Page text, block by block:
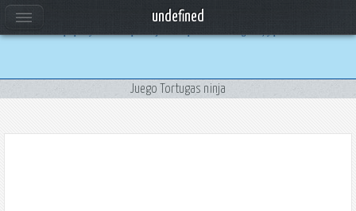
Uso de cookies
Juego Tortugas ninja
undefined